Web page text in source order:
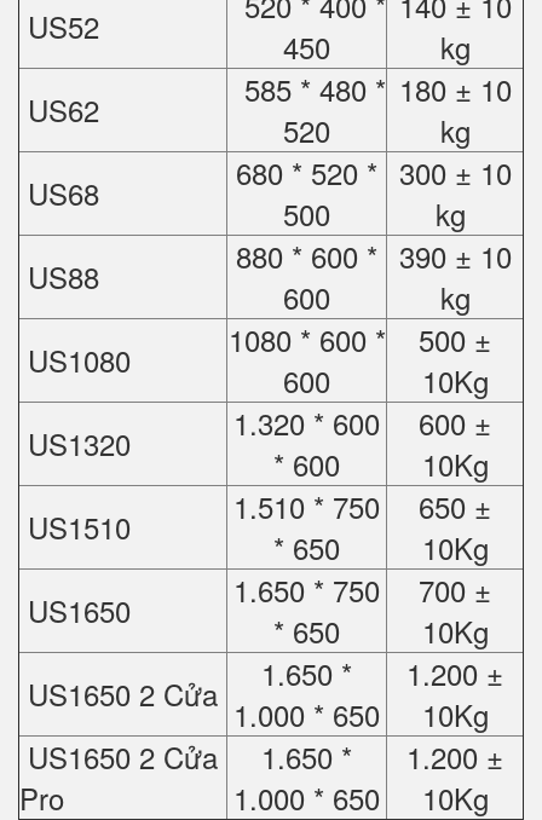
US52
450
kg
US62
585 * 480 *
520
180 ± 10
kg
US68
680 * 520 *
500
300 ± 10
kg
US88
880 * 600 *
600
390 ± 10
kg
US1080
1080 * 600 *
600
500 ±
10Kg
US1320
1.320 * 600
* 600
600 ±
10Kg
US1510
1.510 * 750
* 650
650 ±
10Kg
US1650
1.650 * 750
* 650
700 ±
10Kg
US1650 2 Cửa
1.650 *
1.000 * 650
1.200 ±
10Kg
US1650 2 Cửa
Pro
1.650 *
1.000 * 650
1.200 ±
10Kg